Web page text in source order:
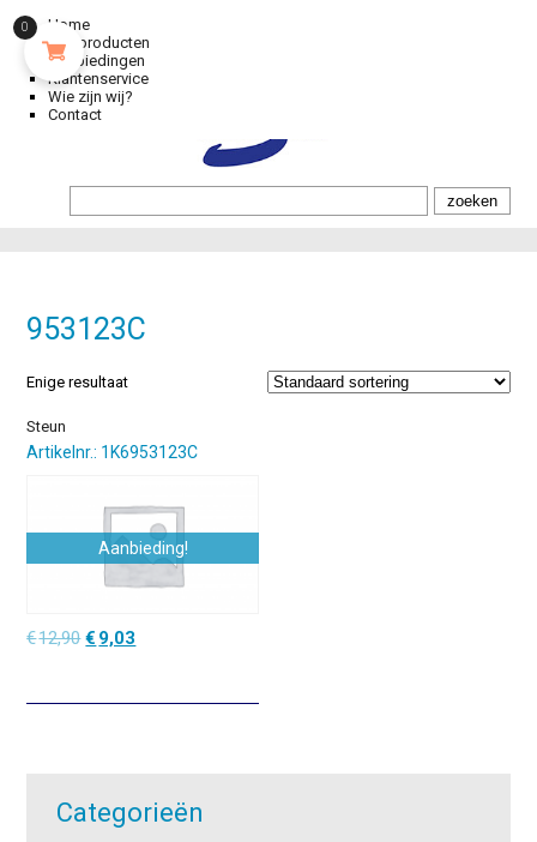
Home
Alle producten
Aanbiedingen
Klantenservice
Wie zijn wij?
Contact
953123C
Enige resultaat
Steun
Artikelnr.: 1K6953123C
Aanbieding!
€12,90Oorspronkelijke
€12,90.
€ 9,03
€9,03.
Categorieën
0